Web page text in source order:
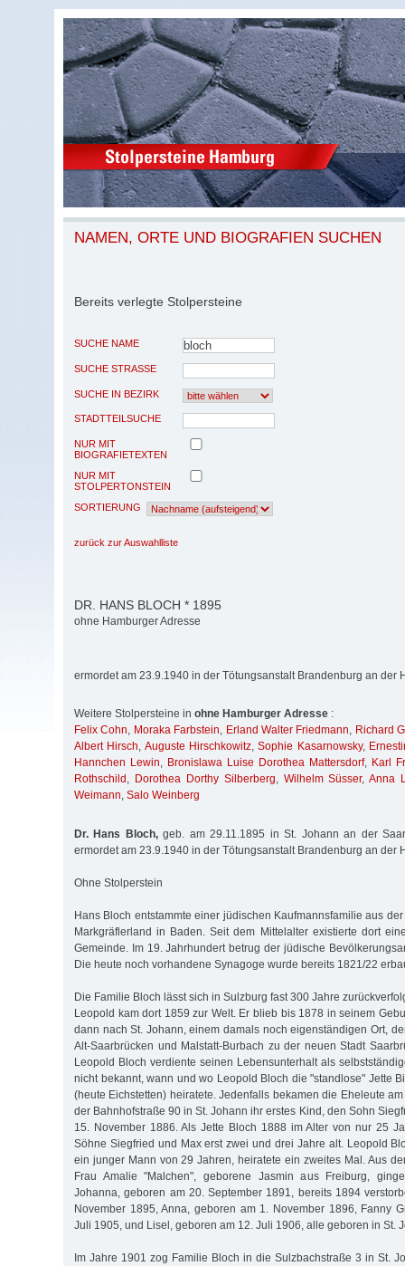
NAMEN, ORTE UND BIOGRAFIEN SUCHEN
Bereits verlegte Stolpersteine
SUCHE NAME
SUCHE STRASSE
SUCHE IN BEZIRK
STADTTEILSUCHE
NUR MIT
BIOGRAFIETEXTEN
NUR MIT
STOLPERTONSTEIN
SORTIERUNG
zurück zur Auswahlliste
DR. HANS BLOCH * 1895
ohne Hamburger Adresse
ermordet am 23.9.1940 in der Tötungsanstalt Brandenburg an der
Weitere Stolpersteine in ohne Hamburger Adresse :
Felix Cohn, Moraka Farbstein, Erland Walter Friedmann, Richard
Albert Hirsch, Auguste Hirschkowitz,Sophie Kasarnowsky,
Hannchen Lewin, Bronislawa Luise Dorothea Mattersdorf, Karl
Rothschild , Dorothea Dorthy Silberberg, Wilhelm Süsser,Anna
Weimann, Salo Weinberg
Dr. Hans Bloch,geb. am 29.11.1895 in St. Johann an der
ermordet am 23.9.1940 in der Tötungsanstalt Brandenburg an der
Ohne Stolperstein
Hans Bloch entstammte einer jüdischen Kaufmannsfamilie aus
Markgräflerland in Baden. Seit dem Mittelalter existierte dort
Gemeinde. Im 19. Jahrhundert betrug der jüdische
Die heute noch vorhandene Synagoge wurde bereits 1821/22
Die Familie Bloch lässt sich in Sulzburg fast 300 Jahre
Leopold kam dort 1859 zur Welt. Er blieb bis 1878 in seinem
dann nach St. Johann, einem damals noch eigenständigen Ort,
Alt-Saarbrücken und Malstatt-Burbach zu der neuen Stadt
Leopold Bloch verdiente seinen Lebensunterhalt als
nicht bekannt, wann und wo Leopold Bloch die "standlose" Jette
(heute Eichstetten) heiratete. Jedenfalls bekamen die Eheleute
der Bahnhofstraße 90 in St. Johann ihr erstes Kind, den Sohn
15. November 1886. Als Jette Bloch 1888 im Alter von nur 25
Söhne Siegfried und Max erst zwei und drei Jahre alt. Leopold
ein junger Mann von 29 Jahren, heiratete ein zweites Mal. Aus
Frau Amalie "Malchen", geborene Jasmin aus Freiburg,
Johanna, geboren am 20. September 1891, bereits 1894
November 1895, Anna, geboren am 1. November 1896, Fanny
Juli 1905, und Lisel, geboren am 12. Juli 1906, alle geboren in St.
Im Jahre 1901 zog Familie Bloch in die Sulzbachstraße 3 in St.